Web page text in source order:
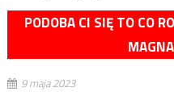
PODOBA CI SIĘ TO CO
9 maja 2023